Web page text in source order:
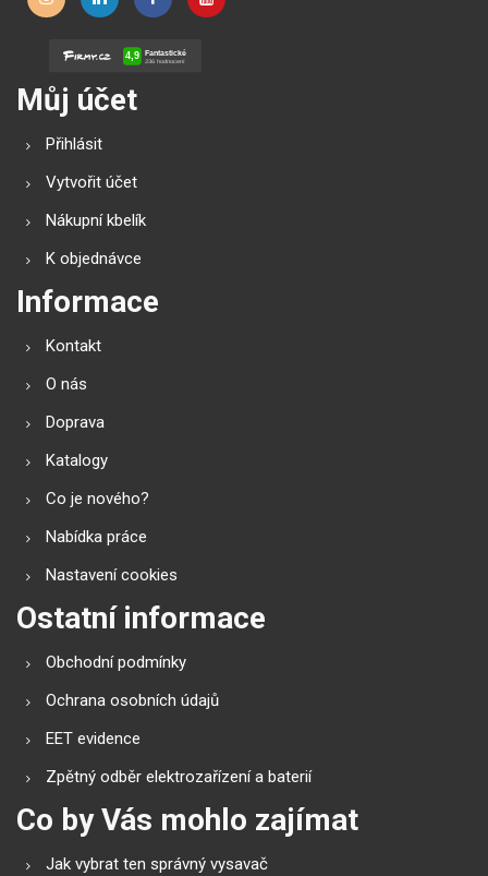
Můj účet
Přihlásit
Vytvořit účet
Nákupní kbelík
K objednávce
Informace
Kontakt
O nás
Doprava
Katalogy
Co je nového?
Nabídka práce
Nastavení cookies
Ostatní informace
Obchodní podmínky
Ochrana osobních údajů
EET evidence
Zpětný odběr elektrozařízení a baterií
Co by Vás mohlo zajímat
Jak vybrat ten správný vysavač